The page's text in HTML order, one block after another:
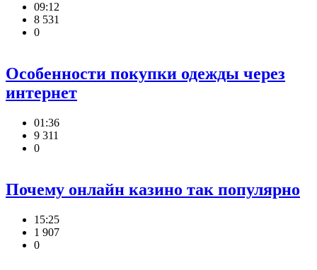
09:12
8 531
0
Особенности покупки одежды через
интернет
01:36
9 311
0
Почему онлайн казино так популярно
15:25
1 907
0